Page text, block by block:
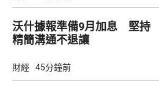
沃什據報準備9月加息 堅持
精簡溝通不退讓
財經 45分鐘前